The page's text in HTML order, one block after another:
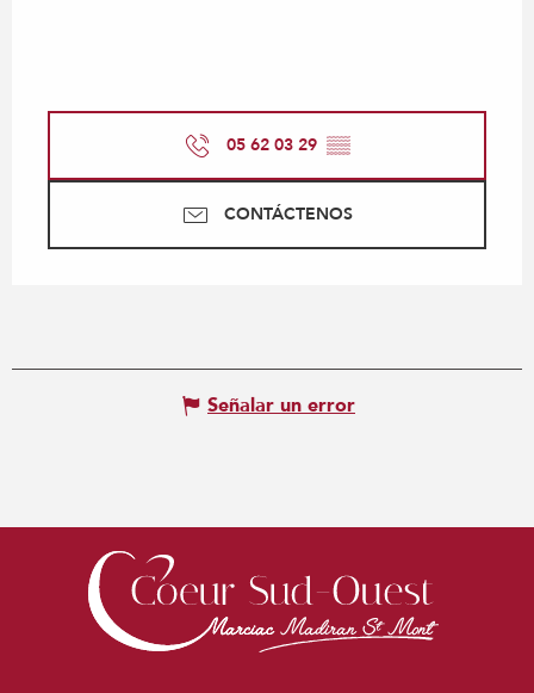
05 62 03 29 ▒▒
CONTÁCTENOS
Señalar un error